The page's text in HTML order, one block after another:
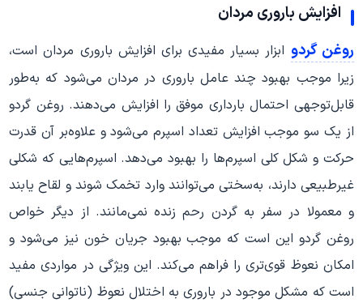
افزایش باروری مردان
روغن گردو ابزار بسیار مفیدی برای افزایش باروری مردان است،
زیرا موجب بهبود چند عامل باروری در مردان می‌شود که به‌طور
قابل‌توجهی احتمال بارداری موفق را افزایش می‌دهند. روغن گردو
از یک سو موجب افزایش تعداد اسپرم می‌شود و علاوه‌بر آن قدرت
حرکت و شکل کلی اسپرم‌ها را بهبود می‌دهد. اسپرم‌هایی که شکلی
غیرطبیعی دارند، به‌سختی می‌توانند وارد تخمک شوند و لقاح یابند
و معمولا در سفر به گردن رحم زنده نمی‌مانند. از دیگر خواص
روغن گردو این است که موجب بهبود جریان خون نیز می‌شود و
امکان نعوظ قوی‌تری را فراهم می‌کند. این ویژگی در مواردی مفید
است که مشکل موجود در باروری به اختلال نعوظ (ناتوانی جنسی)